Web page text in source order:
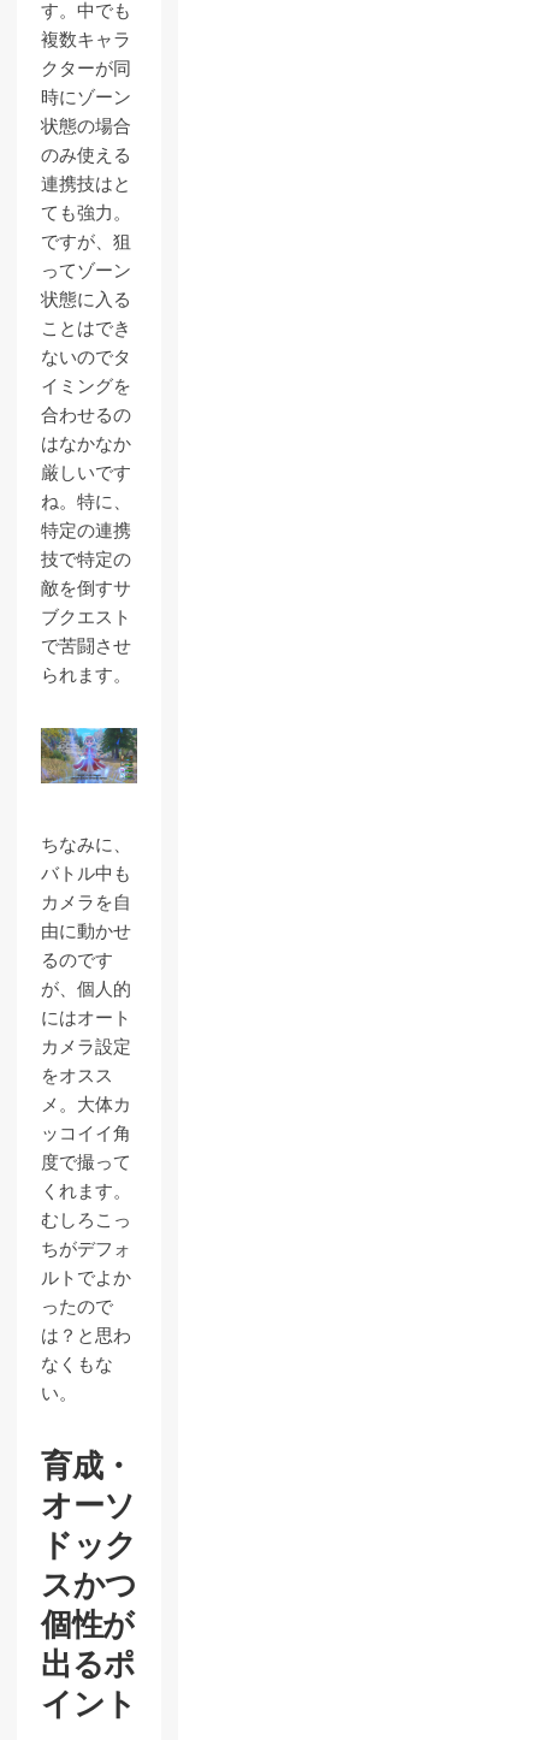
す。中でも
複数キャラ
クターが同
時にゾーン
状態の場合
のみ使える
連携技はと
ても強力。
ですが、狙
ってゾーン
状態に入る
ことはでき
ないのでタ
イミングを
合わせるの
はなかなか
厳しいです
ね。特に、
特定の連携
技で特定の
敵を倒すサ
ブクエスト
で苦闘させ
られます。
ちなみに、
バトル中も
カメラを自
由に動かせ
るのです
が、個人的
にはオート
カメラ設定
をオスス
メ。大体カ
ッコイイ角
度で撮って
くれます。
むしろこっ
ちがデフォ
ルトでよか
ったので
は？と思わ
なくもな
い。
育成・
オーソ
ドック
スかつ
個性が
出るポ
イント